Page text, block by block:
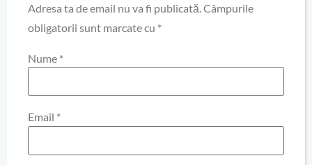
Adresa ta de email nu va fi publicată. Câmpurile
obligatorii sunt marcate cu *
Nume *
Email *